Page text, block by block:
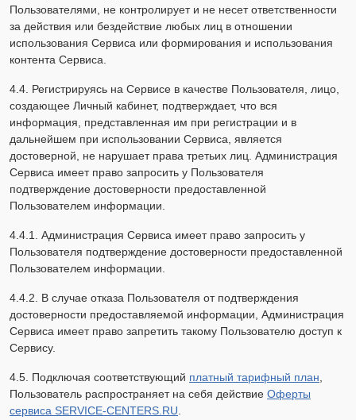
Пользователями, не контролирует и не несет ответственности
за действия или бездействие любых лиц в отношении
использования Сервиса или формирования и использования
контента Сервиса.
4.4. Регистрируясь на Сервисе в качестве Пользователя, лицо,
создающее Личный кабинет, подтверждает, что вся
информация, представленная им при регистрации и в
дальнейшем при использовании Сервиса, является
достоверной, не нарушает права третьих лиц. Администрация
Сервиса имеет право запросить у Пользователя
подтверждение достоверности предоставленной
Пользователем информации.
4.4.1. Администрация Сервиса имеет право запросить у
Пользователя подтверждение достоверности предоставленной
Пользователем информации.
4.4.2. В случае отказа Пользователя от подтверждения
достоверности предоставляемой информации, Администрация
Сервиса имеет право запретить такому Пользователю доступ к
Сервису.
4.5. Подключая соответствующий платный тарифный план
Пользователь распространяет на себя действие Оферты
сервиса SERVICE-CENTERS.RU